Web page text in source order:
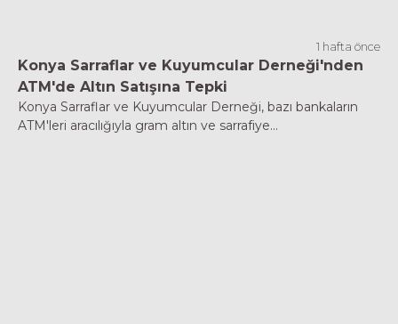
1 hafta önce
Konya Sarraflar ve Kuyumcular Derneği'nden
ATM'de Altın Satışına Tepki
Konya Sarraflar ve Kuyumcular Derneği, bazı bankaların
ATM'leri aracılığıyla gram altın ve sarrafiye...